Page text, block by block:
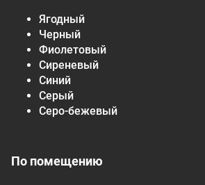
Ягодный
Черный
Фиолетовый
Сиреневый
Синий
Серый
Серо-бежевый
По помещению